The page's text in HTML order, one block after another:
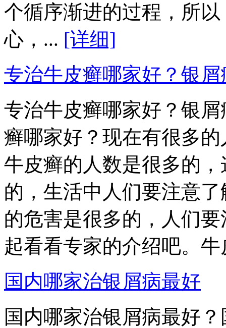
个循序渐进的过程，所
心，... [详细]
专治牛皮癣哪家好？银
专治牛皮癣哪家好？银
癣哪家好？现在有很多
牛皮癣的人数是很多的
的，生活中人们要注意
的危害是很多的，人们
起看看专家的介绍吧。
国内哪家治银屑病最好
国内哪家治银屑病最好